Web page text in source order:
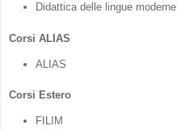
Didattica delle lingue moderne
Corsi ALIAS
ALIAS
Corsi Estero
FILIM